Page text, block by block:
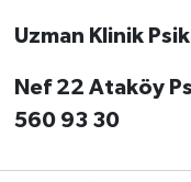
Uzman Klinik
Nef 22 Ataköy
560 93 30